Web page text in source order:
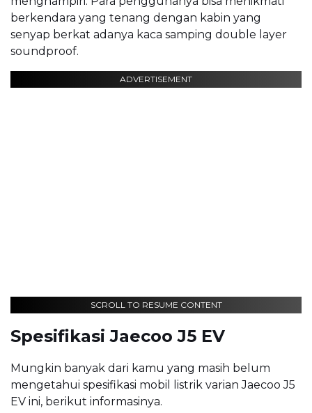
berkendara yang tenang dengan kabin yang
senyap berkat adanya kaca samping double layer
soundproof.
ADVERTISEMENT
SCROLL TO RESUME CONTENT
Spesifikasi Jaecoo J5 EV
Mungkin banyak dari kamu yang masih belum
mengetahui spesifikasi mobil listrik varian Jaecoo J5
EV ini, berikut informasinya.